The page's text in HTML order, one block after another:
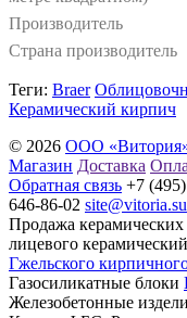
Производитель
Страна производитель
Теги: Braer
Керамический кирпич
© 2026 ООО
Магазин Доставка
Обратная связь +7
646-86-02 site@vitoria.su
Продажа
лицевого
Гжельского
Газосиликатные блоки
Железобетонные